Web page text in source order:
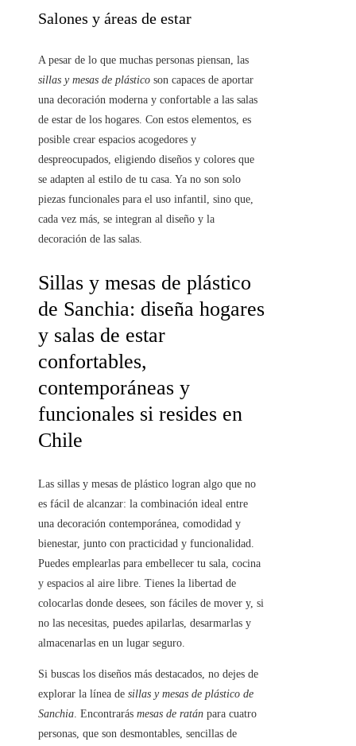
Salones y áreas de estar
A pesar de lo que muchas personas piensan, las
sillas y mesas de plástico son capaces de aportar
una decoración moderna y confortable a las salas
de estar de los hogares. Con estos elementos, es
posible crear espacios acogedores y
despreocupados, eligiendo diseños y colores que
se adapten al estilo de tu casa. Ya no son solo
piezas funcionales para el uso infantil, sino que,
cada vez más, se integran al diseño y la
decoración de las salas.
Sillas y mesas de plástico
de Sanchia: diseña hogares
y salas de estar
confortables,
contemporáneas y
funcionales si resides en
Chile
Las sillas y mesas de plástico logran algo que no
es fácil de alcanzar: la combinación ideal entre
una decoración contemporánea, comodidad y
bienestar, junto con practicidad y funcionalidad.
Puedes emplearlas para embellecer tu sala, cocina
y espacios al aire libre. Tienes la libertad de
colocarlas donde desees, son fáciles de mover y, si
no las necesitas, puedes apilarlas, desarmarlas y
almacenarlas en un lugar seguro.
Si buscas los diseños más destacados, no dejes de
explorar la línea de sillas y mesas de plástico de
Sanchia . Encontrarás mesas de ratán para cuatro
personas, que son desmontables, sencillas de